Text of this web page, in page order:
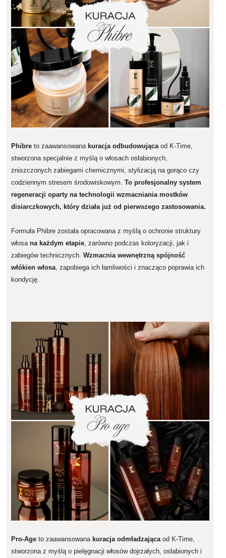
Phibre to zaawansowanakuracja odbudowującaod K-Time,
stworzona specjalnie z myślą o włosach osłabionych,
zniszczonych zabiegami chemicznymi, stylizacją na gorąco czy
codziennym stresem środowiskowym. To profesjonalny system
regeneracji oparty na technologii wzmacniania mostków
disiarczkowych, który działa już od pierwszego zastosowania.
Formuła Phibre została opracowana z myślą o ochronie struktury
włosa na każdym etapie, zarówno podczas koloryzacji, jak i
zabiegów technicznych. Wzmacnia wewnętrzną spójność
włókien włosa, zapobiega ich łamliwości i znacząco poprawia ich
kondycję.
Pro-Age to zaawansowana kuracja odmładzającaod K-Time,
stworzona z myślą o pielęgnacji włosów dojrzałych, osłabionych i